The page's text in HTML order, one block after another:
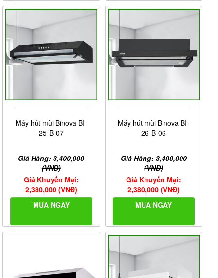
Máy hút mùi Binova BI-
25-B-07
Giá Hãng: 3,400,000
(VNĐ)
Giá Khuyến Mại:
2,380,000 (VNĐ)
MUA NGAY
Máy hút mùi Binova BI-
26-B-06
Giá Hãng: 3,400,000
(VNĐ)
Giá Khuyến Mại:
2,380,000 (VNĐ)
MUA NGAY